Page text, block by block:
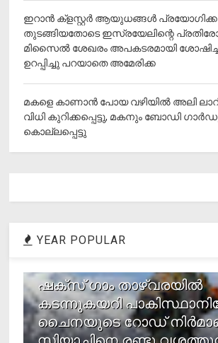
ഇറാന്‍ ക്‌ളസ്റ്റര്‍ ആയുധങ്ങള്‍
തുടങ്ങിയതോടെ ഇസ്രയേലിന്റെ
മിസൈല്‍ ശേഖരം അപകടരമായി
ഉറപ്പിച്ചു പറയാതെ അമേരിക്ക
മകളെ കാണാന്‍ പോയ വഴിയില്‍ അലി
വിധി കുറിക്കപ്പെട്ടു, മകനും ബോഡി
കൊല്ലപ്പെട്ടു
YEAR POPULAR
ഷക്സ് ​ഗാം താഴ്‌വരയിൽ
കടന്നുകയറി
ചൈനയുടെ റോഡ്